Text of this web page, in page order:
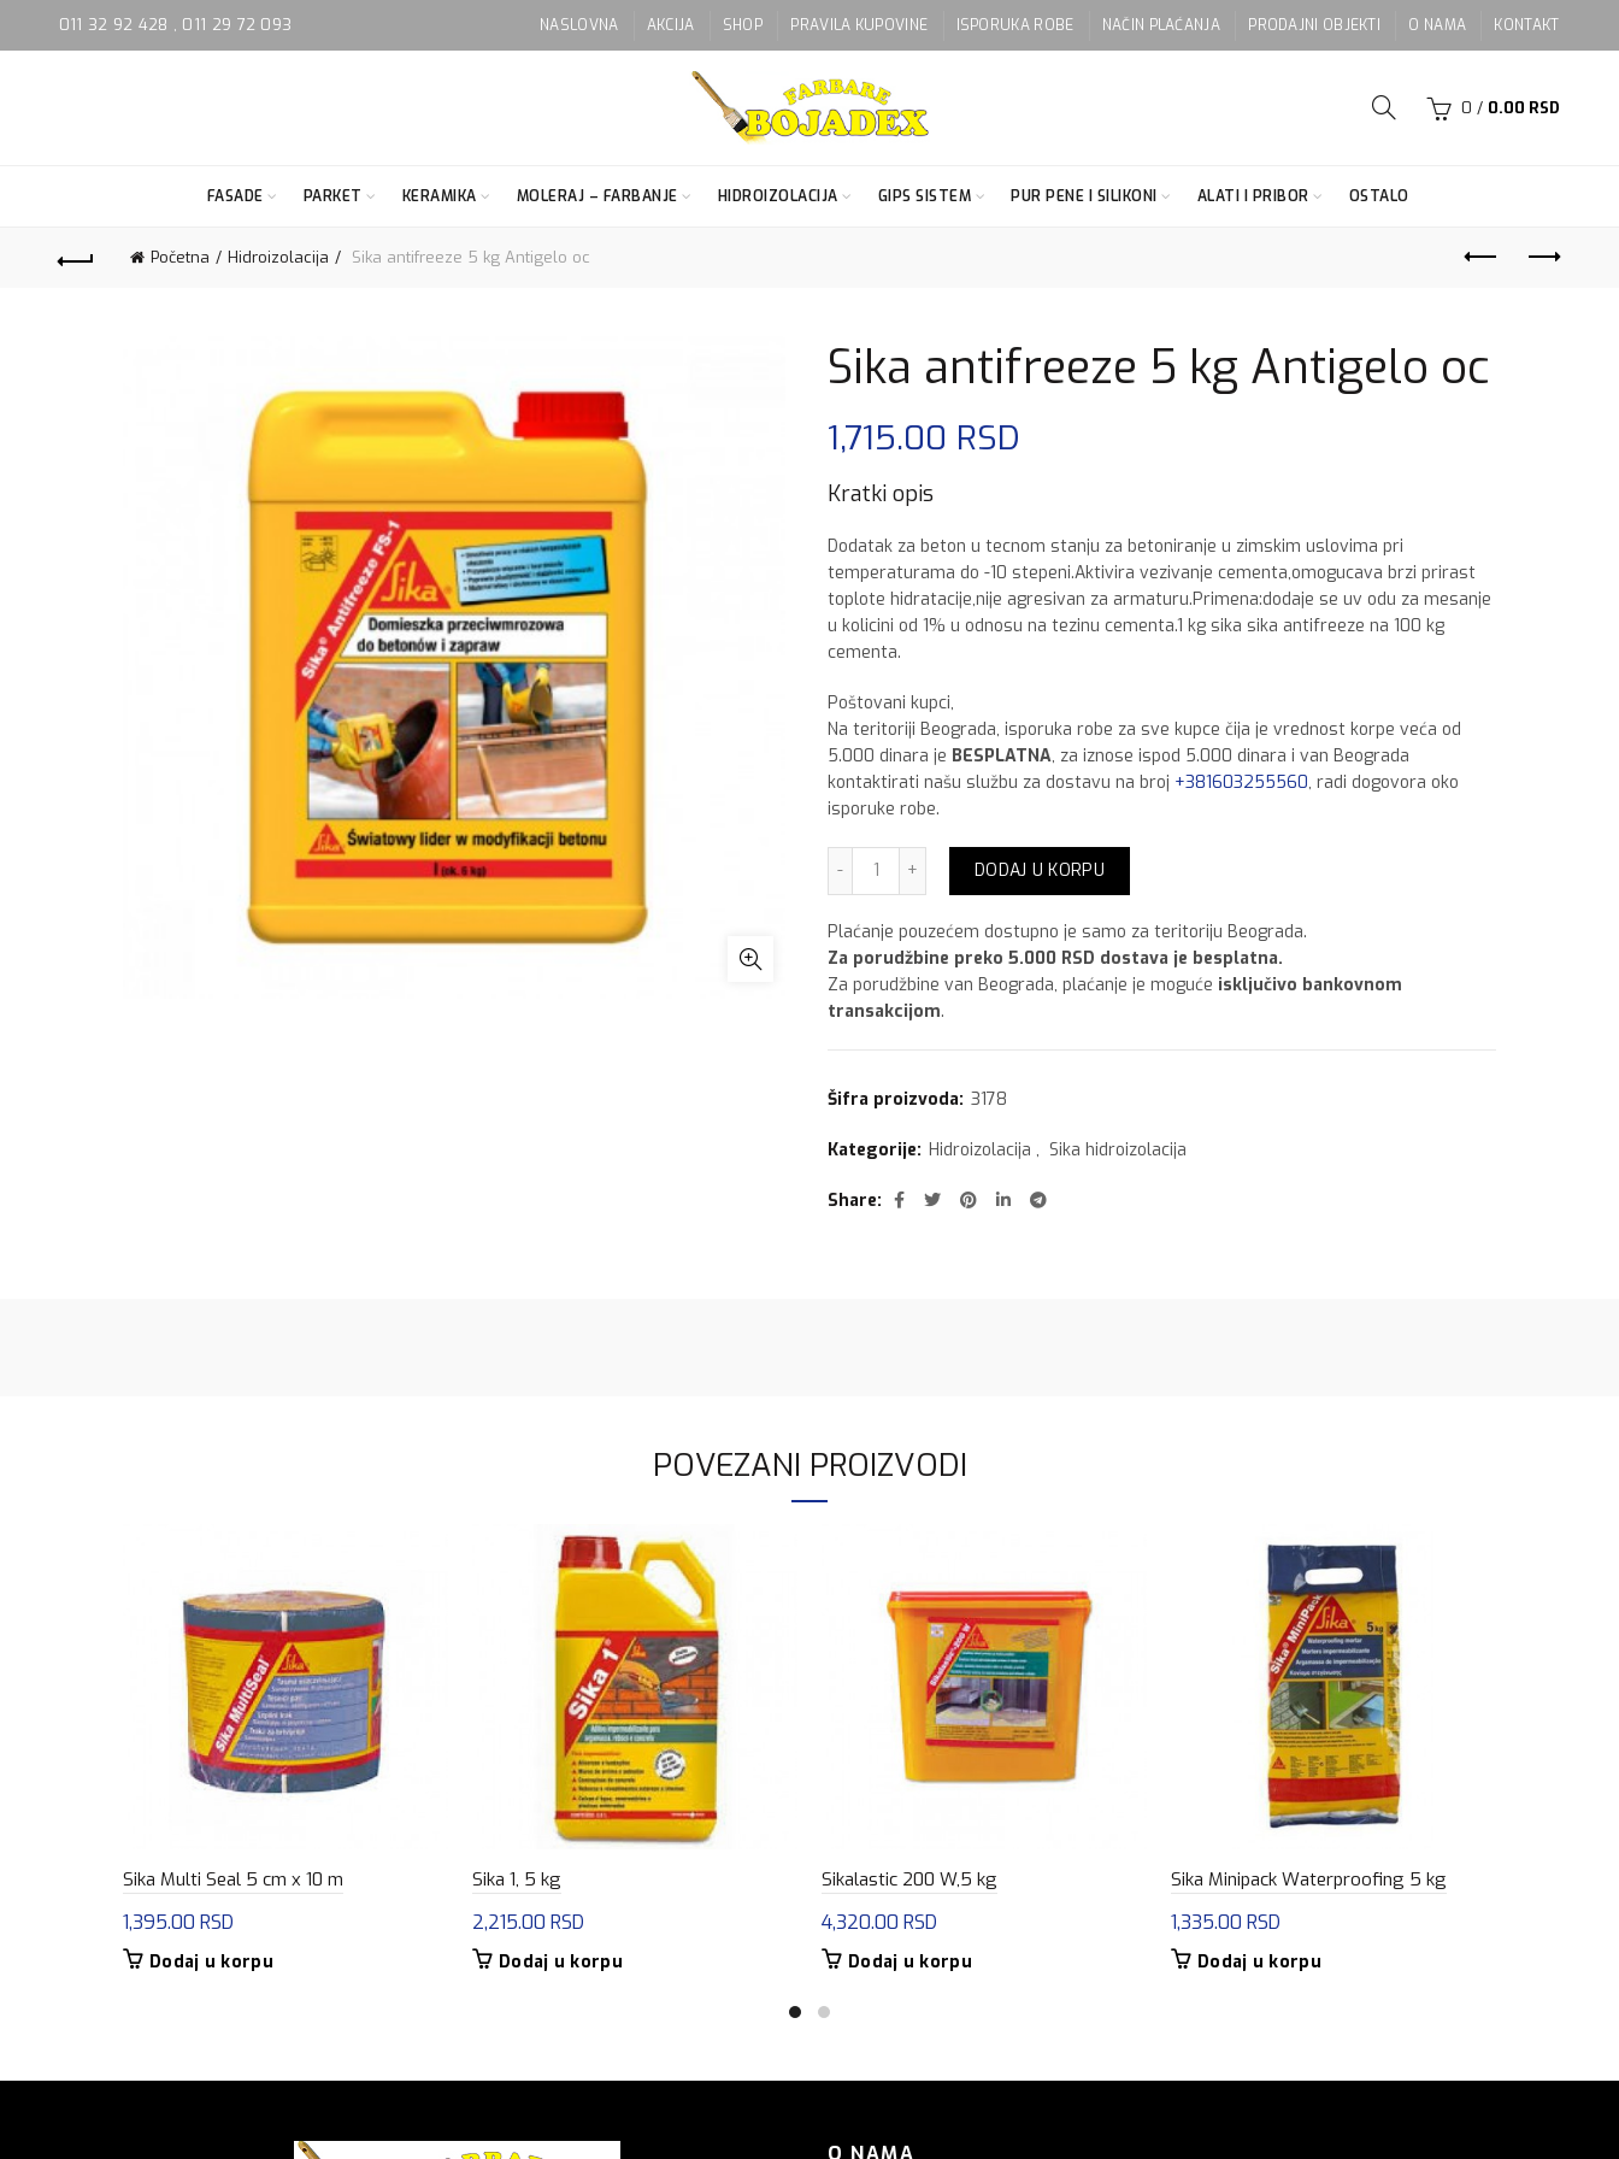
011 32 92 428 , 011 29 72 093 NASLOVNA AKCIJA SHOP PRAVILA KUPOVINE ISPORUKA ROBE NAČIN PLAĆANJA PRODAJNI OBJEKTI O NAMA KONTAKT
0 / 0.00 RSD
FASADE PARKET KERAMIKA MOLERAJ – FARBANJE HIDROIZOLACIJA GIPS SISTEM PUR PENE I SILIKONI ALATI I PRIBOR OSTALO
Početna Hidroizolacija Sika antifreeze 5 kg Antigelo oc
Sika antifreeze 5 kg Antigelo oc
1,715.00 RSD
Kratki opis
Dodatak za beton u tecnom stanju za betoniranje u zimskim uslovima pri
temperaturama do -10 stepeni.Aktivira vezivanje cementa,omogucava brzi prirast
toplote hidratacije,nije agresivan za armaturu.Primena:dodaje se uv odu za mesanje
u kolicini od 1% u odnosu na tezinu cementa.1 kg sika sika antifreeze na 100 kg
cementa.
Poštovani kupci,
Na teritoriji Beograda, isporuka robe za sve kupce čija je vrednost korpe veća od
5.000 dinara je BESPLATNA, za iznose ispod 5.000 dinara i van Beograda
kontaktirati našu službu za dostavu na broj +381603255560, radi dogovora oko
isporuke robe.
Sika antifreeze 5 kg Antigelo oc količina
DODAJ U KORPU
Plaćanje pouzećem dostupno je samo za teritoriju Beograda.
Za porudžbine preko 5.000 RSD dostava je besplatna.
Za porudžbine van Beograda, plaćanje je moguće isključivo bankovnom
transakcijom.
Šifra proizvoda: 3178
Kategorije: Hidroizolacija , Sika hidroizolacija
Share
POVEZANI PROIZVODI
Sika Multi Seal 5 cm x 10 m
1,395.00 RSD
Dodaj u korpu
Sika 1, 5 kg
2,215.00 RSD
Dodaj u korpu
Sikalastic 200 W,5 kg
4,320.00 RSD
Dodaj u korpu
Sika Minipack Waterproofing 5 kg
1,335.00 RSD
Dodaj u korpu
O NAMA